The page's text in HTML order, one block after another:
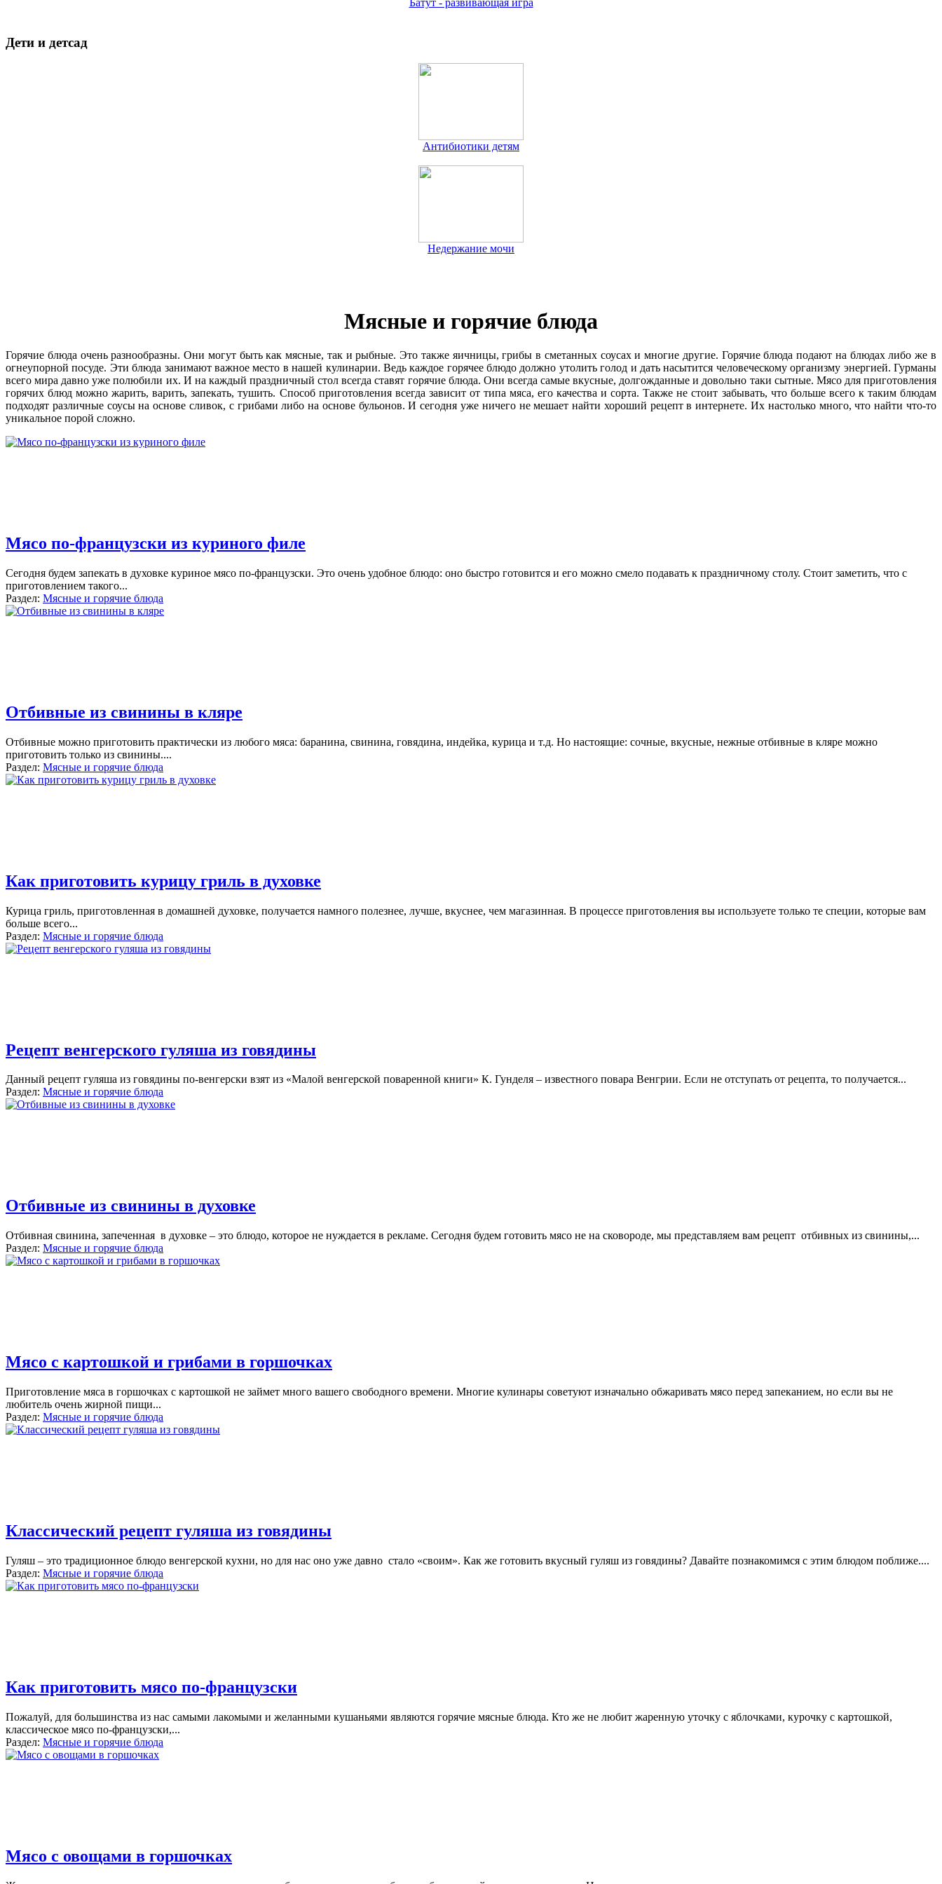
Дети и детсад
Антибиотики детям
Недержание мочи
Мясные и горячие блюда
Горячие блюда очень разнообразны. Они могут быть как мясные, так и рыбные. Это также яичницы, грибы в сметанных соусах и многие другие. Горячие блюда подают на блюдах либо же в
огнеупорной посуде. Эти блюда занимают важное место в нашей кулинарии. Ведь каждое горячее блюдо должно утолить голод и дать насытится человеческому организму энергией. Гурманы
всего мира давно уже полюбили их. И на каждый праздничный стол всегда ставят горячие блюда. Они всегда самые вкусные, долгожданные и довольно таки сытные. Мясо для приготовления
горячих блюд можно жарить, варить, запекать, тушить. Способ приготовления всегда зависит от типа мяса, его качества и сорта. Также не стоит забывать, что больше всего к таким блюдам
подходят различные соусы на основе сливок, с грибами либо на основе бульонов. И сегодня уже ничего не мешает найти хороший рецепт в интернете. Их настолько много, что найти что-то
уникальное порой сложно.
Мясо по-французски из куриного филе
Сегодня будем запекать в духовке куриное мясо по-французски. Это очень удобное блюдо: оно быстро готовится и его можно смело подавать к праздничному столу. Стоит заметить, что с
приготовлением такого...
Раздел: Мясные и горячие блюда
Отбивные из свинины в кляре
Отбивные можно приготовить практически из любого мяса: баранина, свинина, говядина, индейка, курица и т.д. Но настоящие: сочные, вкусные, нежные отбивные в кляре можно
приготовить только из свинины....
Раздел: Мясные и горячие блюда
Как приготовить курицу гриль в духовке
Курица гриль, приготовленная в домашней духовке, получается намного полезнее, лучше, вкуснее, чем магазинная. В процессе приготовления вы используете только те специи, которые вам
больше всего...
Раздел: Мясные и горячие блюда
Рецепт венгерского гуляша из говядины
Данный рецепт гуляша из говядины по-венгерски взят из «Малой венгерской поваренной книги» К. Гунделя – известного повара Венгрии. Если не отступать от рецепта, то получается...
Раздел: Мясные и горячие блюда
Отбивные из свинины в духовке
Отбивная свинина, запеченная в духовке – это блюдо, которое не нуждается в рекламе. Сегодня будем готовить мясо не на сковороде, мы представляем вам рецепт отбивных из свинины,...
Раздел: Мясные и горячие блюда
Мясо с картошкой и грибами в горшочках
Приготовление мяса в горшочках с картошкой не займет много вашего свободного времени. Многие кулинары советуют изначально обжаривать мясо перед запеканием, но если вы не
любитель очень жирной пищи...
Раздел: Мясные и горячие блюда
Классический рецепт гуляша из говядины
Гуляш – это традиционное блюдо венгерской кухни, но для нас оно уже давно стало «своим». Как же готовить вкусный гуляш из говядины? Давайте познакомимся с этим блюдом поближе....
Раздел: Мясные и горячие блюда
Как приготовить мясо по-французски
Пожалуй, для большинства из нас самыми лакомыми и желанными кушаньями являются горячие мясные блюда. Кто же не любит жаренную уточку с яблочками, курочку с картошкой,
классическое мясо по-французски,...
Раздел: Мясные и горячие блюда
Мясо с овощами в горшочках